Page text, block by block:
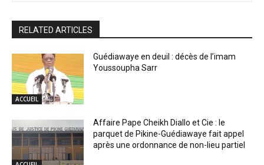
RELATED ARTICLES
ACCUEIL
Guédiawaye en deuil : décès de l’imam
Youssoupha Sarr
Affaire Pape Cheikh Diallo et Cie : le
parquet de Pikine-Guédiawaye fait appel
après une ordonnance de non-lieu partiel